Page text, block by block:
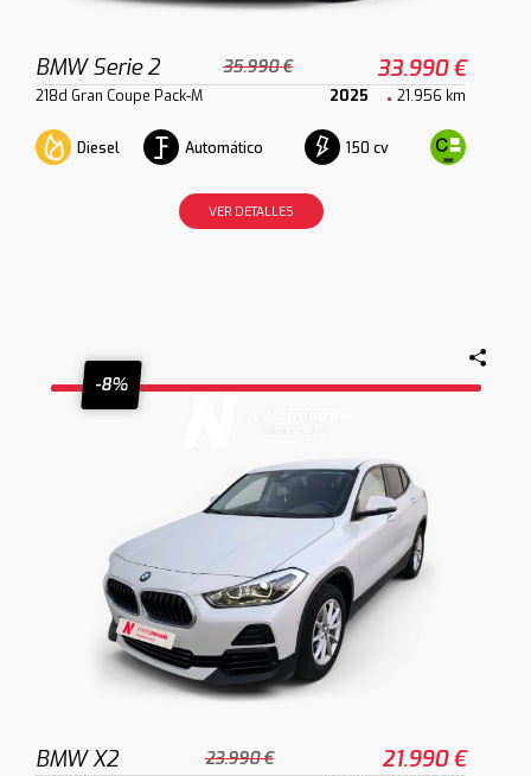
BMW Serie 2 35.990 € 33.990 €
218d Gran Coupe Pack-M 2025 21.956 km
Diesel Automático 150 cv
VER DETALLES
-8%
BMW X2 23.990 € 21.990 €